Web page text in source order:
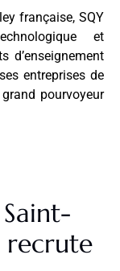
française, SQY
et
d’enseignement
entreprises de
pourvoyeur
recrute